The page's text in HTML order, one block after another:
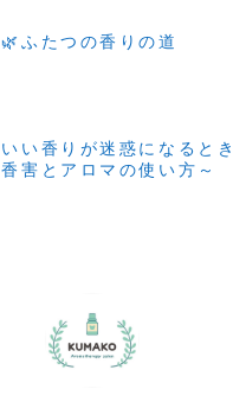
🌿ふたつの香りの道
いい香りが迷惑になるとき
香害とアロマの使い方～